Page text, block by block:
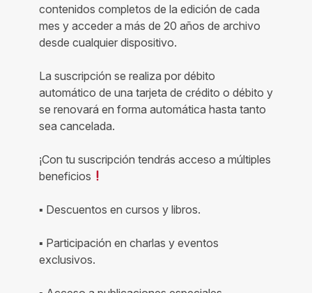
contenidos completos de la edición de cada
mes y acceder a más de 20 años de archivo
desde cualquier dispositivo.
La suscripción se realiza por débito
automático de una tarjeta de crédito o débito y
se renovará en forma automática hasta tanto
sea cancelada.
¡Con tu suscripción tendrás acceso a múltiples
beneficios
▪ Descuentos en cursos y libros.
▪ Participación en charlas y eventos
exclusivos.